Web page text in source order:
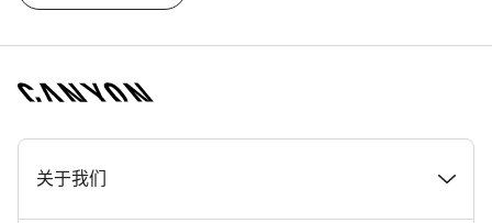
[footer.linksList.title]
关于我们